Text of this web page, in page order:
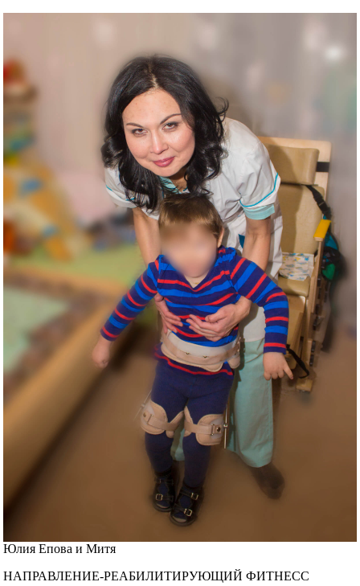
Юлия Епова и Митя
НАПРАВЛЕНИЕ-РЕАБИЛИТИРУЮЩИЙ ФИТНЕСС